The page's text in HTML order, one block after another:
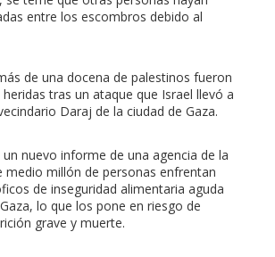
entre los escombros debido al
de una docena de palestinos fueron
tras un ataque que Israel llevó a
Daraj de la ciudad de Gaza.
nuevo informe de una agencia de la
medio millón de personas enfrentan
de inseguridad alimentaria aguda
lo que los pone en riesgo de
grave y muerte.